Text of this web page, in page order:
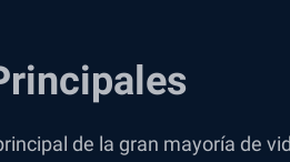
de la gran mayoría de